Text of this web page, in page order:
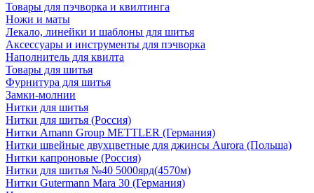
Товары для пэчворка и квилтинга
Ножи и маты
Лекало, линейки и шаблоны для шитья
Аксессуары и инструменты для пэчворка
Наполнитель для квилта
Товары для шитья
Фурнитура для шитья
Замки-молнии
Нитки для шитья
Нитки для шитья (Россия)
Нитки Amann Group METTLER (Германия)
Нитки швейные двухцветные для джинсы Aurora (Польша)
Нитки капроновые (Россия)
Нитки для шитья №40 5000ярд(4570м)
Нитки Gutermann Mara 30 (Германия)